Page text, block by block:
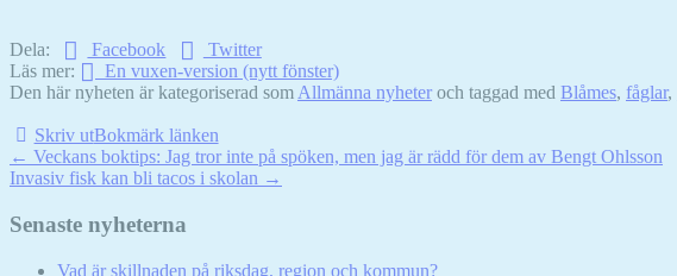
Dela: Facebook
Twitter
Läs mer:
En vuxen-version (nytt fönster)
Den här nyheten är kategoriserad som Allmänna nyheter och taggad med Blåmes, fåglar,
Skriv utBokmärk länken
Inläggsnavigation
← Veckans boktips: Jag tror inte på spöken, men jag är rädd för dem av Bengt Ohlsson
Invasiv fisk kan bli tacos i skolan →
Senaste nyheterna
Vad är skillnaden på riksdag, region och kommun?